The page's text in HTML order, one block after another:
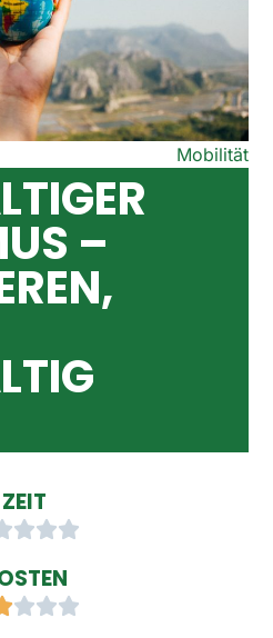
Mobilität
–
ZEIT

